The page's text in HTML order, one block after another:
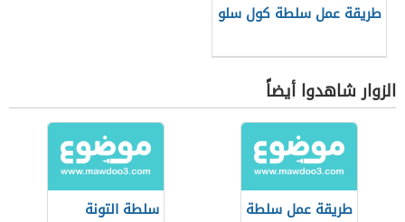
طريقة عمل سلطة كول سلو
الزوار شاهدوا أيضاً
طريقة عمل سلطة سلطة التونة